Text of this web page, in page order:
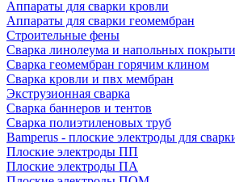
Аппараты для сварки кровли
Аппараты для сварки геомембран
Строительные фены
Сварка линолеума и напольных
Сварка геомембран горячим клином
Сварка кровли и пвх мембран
Экструзионная сварка
Сварка баннеров и тентов
Сварка полиэтиленовых труб
Bamperus - плоские электроды для
Плоские электроды ПП
Плоские электроды ПА